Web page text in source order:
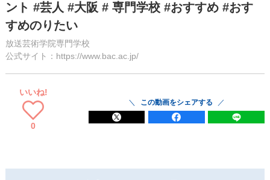
ント #芸人 #大阪 # 専門学校 #おすすめ #おす
すめのりたい
放送芸術学院専門学校
公式サイト：https://www.bac.ac.jp/
いいね!
0
この動画をシェアする